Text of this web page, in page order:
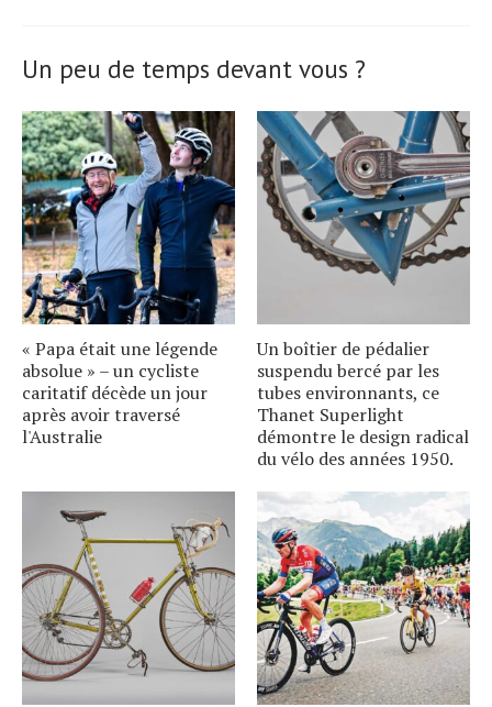
Un peu de temps devant vous ?
« Papa était une légende
absolue » – un cycliste
caritatif décède un jour
après avoir traversé
l'Australie
Un boîtier de pédalier
suspendu bercé par les
tubes environnants, ce
Thanet Superlight
démontre le design radical
du vélo des années 1950.